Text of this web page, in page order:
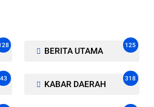
BERITA UTAMA
125
43
KABAR DAERAH
318